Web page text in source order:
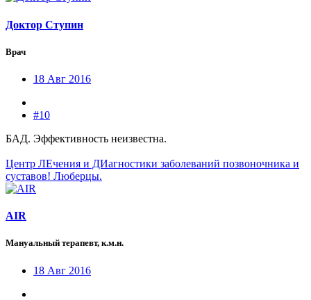
Доктор Ступин
Врач
18 Авг 2016
#10
БАД. Эффективность неизвестна.
Центр ЛЕчения и ДИагностики заболеваний позвоночника и
суставов! Люберцы.
AIR
Мануальный терапевт, к.м.н.
18 Авг 2016